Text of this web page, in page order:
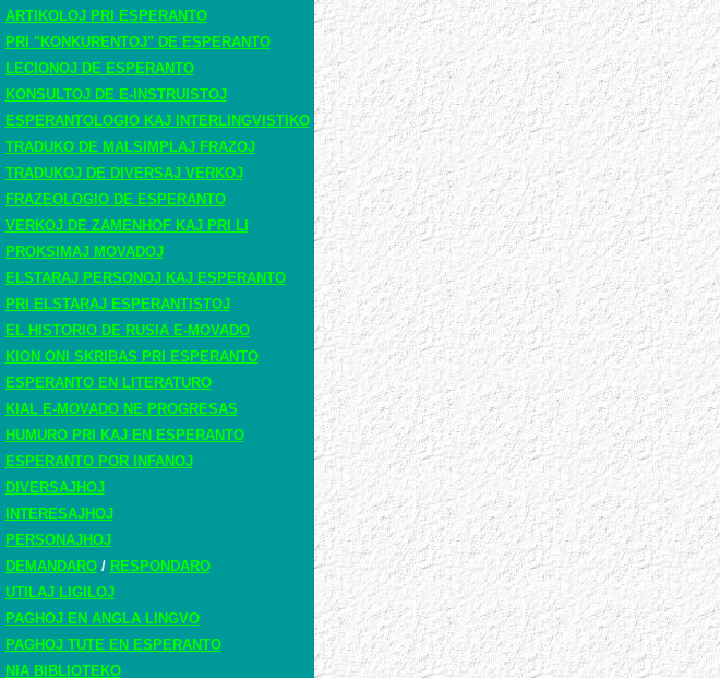
ARTIKOLOJ PRI ESPERANTO
PRI "KONKURENTOJ" DE ESPERANTO
LECIONOJ DE ESPERANTO
KONSULTOJ DE E-INSTRUISTOJ
ESPERANTOLOGIO KAJ INTERLINGVISTIKO
TRADUKO DE MALSIMPLAJ FRAZOJ
TRADUKOJ DE DIVERSAJ VERKOJ
FRAZEOLOGIO DE ESPERANTO
VERKOJ DE ZAMENHOF KAJ PRI LI
PROKSIMAJ MOVADOJ
ELSTARAJ PERSONOJ KAJ ESPERANTO
PRI ELSTARAJ ESPERANTISTOJ
EL HISTORIO DE RUSIA E-MOVADO
KION ONI SKRIBAS PRI ESPERANTO
ESPERANTO EN LITERATURO
KIAL E-MOVADO NE PROGRESAS
HUMURO PRI KAJ EN ESPERANTO
ESPERANTO POR INFANOJ
DIVERSAJHOJ
INTERESAJHOJ
PERSONAJHOJ
DEMANDARO/ RESPONDARO
UTILAJ LIGILOJ
PAGHOJ EN ANGLA LINGVO
PAGHOJ TUTE EN ESPERANTO
NIA BIBLIOTEKO